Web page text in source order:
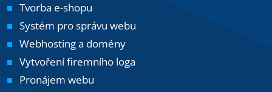
Tvorba e-shopu
Systém pro správu webu
Webhosting a domény
Vytvoření firemního loga
Pronájem webu